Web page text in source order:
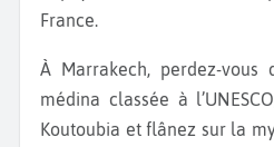
France.
À Marrakech, perdez-vous dans les ruelles de la
médina classée à
Koutoubia et flânez sur la